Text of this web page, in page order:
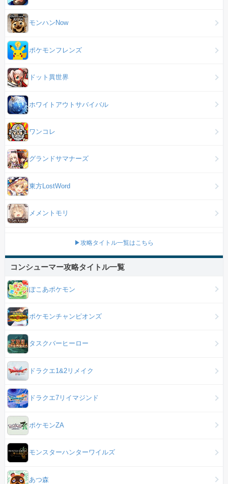
モンハンNow
ポケモンフレンズ
ドット異世界
ホワイトアウトサバイバル
ワンコレ
グランドサマナーズ
東方LostWord
メメントモリ
▶攻略タイトル一覧はこちら
コンシューマー攻略タイトル一覧
ぽこあポケモン
ポケモンチャンピオンズ
タスクバーヒーロー
ドラクエ1&2リメイク
ドラクエ7リイマジンド
ポケモンZA
モンスターハンターワイルズ
あつ森